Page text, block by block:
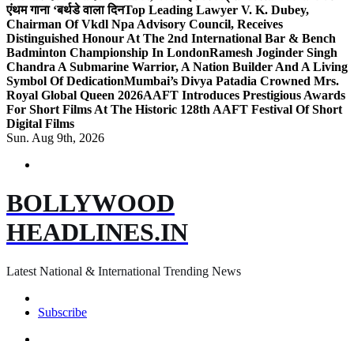
एंथम गाना ‘बर्थडे वाला दिनTop Leading Lawyer V. K. Dubey,
Chairman Of Vkdl Npa Advisory Council, Receives
Distinguished Honour At The 2nd International Bar & Bench
Badminton Championship In LondonRamesh Joginder Singh
Chandra A Submarine Warrior, A Nation Builder And A Living
Symbol Of DedicationMumbai’s Divya Patadia Crowned Mrs.
Royal Global Queen 2026AAFT Introduces Prestigious Awards
For Short Films At The Historic 128th AAFT Festival Of Short
Digital Films
Sun. Aug 9th, 2026
BOLLYWOOD
HEADLINES.IN
Latest National & International Trending News
Subscribe